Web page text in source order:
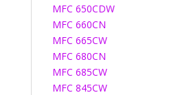
MFC 650CDW
MFC 660CN
MFC 665CW
MFC 680CN
MFC 685CW
MFC 845CW